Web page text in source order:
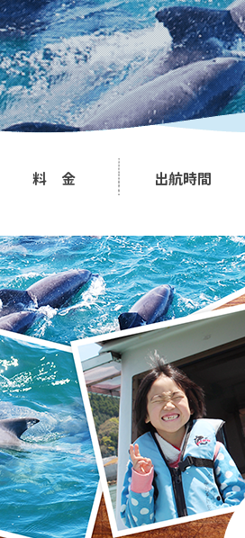
料 金 出航時間